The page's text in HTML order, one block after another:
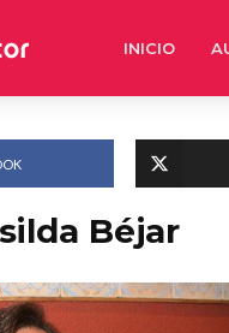
INICIO
Béjar